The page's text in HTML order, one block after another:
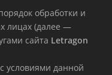
обработки и
лицах (далее —
сайта Letragon
условиями данной